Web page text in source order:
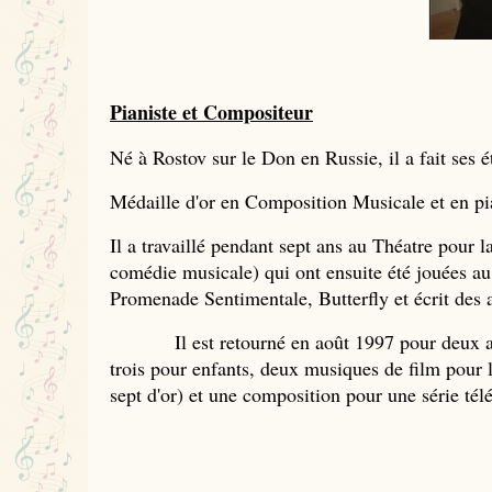
Pianiste et Compositeur
Né à Rostov sur le Don en Russie, il a fait ses
Médaille d'or en Composition Musicale et en
Il a travaillé pendant sept ans au Théatre pour
comédie musicale) qui ont ensuite été jouées
Promenade Sentimentale, Butterfly et écrit
Il est retourné en août 1997 pour deux
trois pour enfants, deux musiques de film
sept d'or) et une composition pour une série